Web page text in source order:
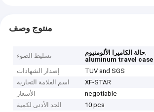
منتوج وصف
تسليط الضوء حالة الكاميرا الألومنيوم,
aluminum travel case
إصدار الشهادات
TUV and SGS
اسم العلامة التجارية
XF-STAR
الأسعار
negotiable
الحد الأدنى لكمية
10 pcs